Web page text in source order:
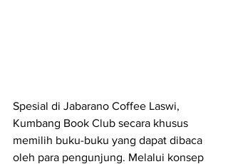
Spesial di Jabarano Coffee Laswi,
Kumbang Book Club secara khusus
memilih buku-buku yang dapat dibaca
oleh para pengunjung. Melalui konsep